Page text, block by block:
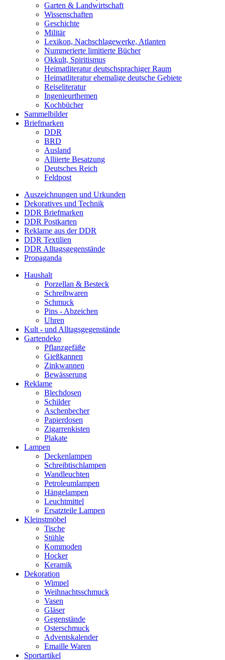
Garten & Landwirtschaft
Wissenschaften
Geschichte
Militär
Lexikon, Nachschlagewerke, Atlanten
Nummerierte limitierte Bücher
Okkult, Spiritismus
Heimatliteratur deutschsprachiger Raum
Heimatliteratur ehemalige deutsche Gebiete
Reiseliteratur
Ingenieurthemen
Kochbücher
Sammelbilder
Briefmarken
DDR
BRD
Ausland
Alliierte Besatzung
Deutsches Reich
Feldpost
Auszeichnungen und Urkunden
Dekoratives und Technik
DDR Briefmarken
DDR Postkarten
Reklame aus der DDR
DDR Textilien
DDR Alltagsgegenstände
Propaganda
Haushalt
Porzellan & Besteck
Schreibwaren
Schmuck
Pins - Abzeichen
Uhren
Kult - und Alltagsgegenstände
Gartendeko
Pflanzgefäße
Gießkannen
Zinkwannen
Bewässerung
Reklame
Blechdosen
Schilder
Aschenbecher
Papierdosen
Zigarrenkisten
Plakate
Lampen
Deckenlampen
Schreibtischlampen
Wandleuchten
Petroleumlampen
Hängelampen
Leuchtmittel
Ersatzteile Lampen
Kleinstmöbel
Tische
Stühle
Kommoden
Hocker
Keramik
Dekoration
Wimpel
Weihnachtsschmuck
Vasen
Gläser
Gegenstände
Osterschmuck
Adventskalender
Emaille Waren
Sportartikel